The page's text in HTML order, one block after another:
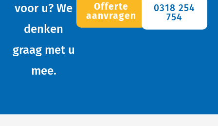
voor u? We
denken
graag met u
mee.
Offerte
aanvragen
0318 254
754